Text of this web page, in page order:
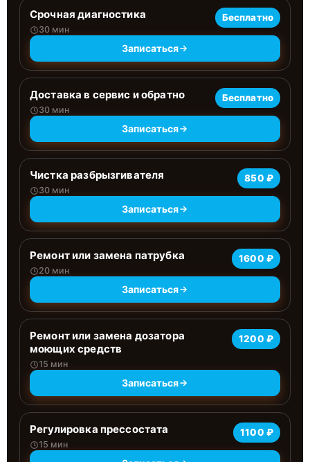
Срочная диагностика
30 мин
Бесплатно
Записаться
Доставка в сервис и обратно
30 мин
Бесплатно
Записаться
Чистка разбрызгивателя
30 мин
850 ₽
Записаться
Ремонт или замена патрубка
20 мин
1600 ₽
Записаться
Ремонт или замена дозатора
моющих средств
15 мин
1200 ₽
Записаться
Регулировка прессостата
15 мин
1100 ₽